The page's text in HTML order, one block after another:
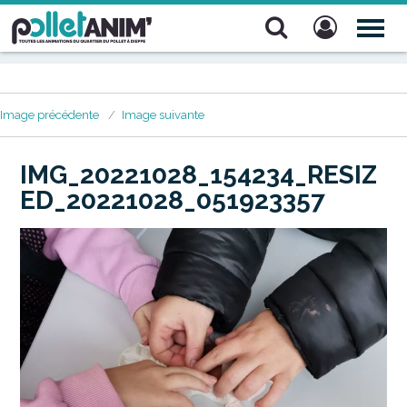
Pollet Anim'
Image précédente Image suivante
IMG_20221028_154234_RESIZ
ED_20221028_051923357